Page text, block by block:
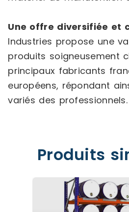
Une offre diversifiée et
Industries propose une
produits soigneusement
principaux fabricants
européens, répondant
variés des professionnels.
Produits